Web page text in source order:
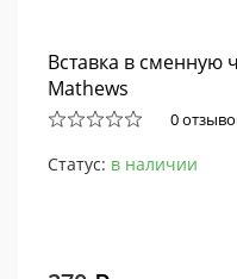
Вставка в сменную
Mathews
0
Статус: в наличии